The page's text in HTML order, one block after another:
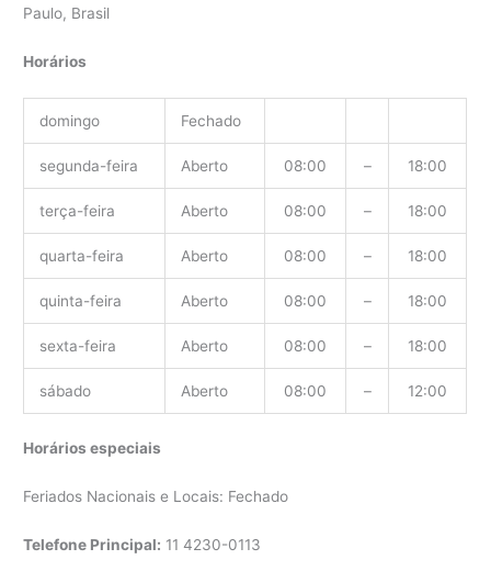
Paulo, Brasil
Horários
domingo Fechado
segunda-feira Aberto 08:00 – 18:00
terça-feira Aberto 08:00 – 18:00
quarta-feira Aberto 08:00 – 18:00
quinta-feira Aberto 08:00 – 18:00
sexta-feira Aberto 08:00 – 18:00
sábado Aberto 08:00 – 12:00
Horários especiais
Feriados Nacionais e Locais: Fechado
Telefone Principal: 114230-0113